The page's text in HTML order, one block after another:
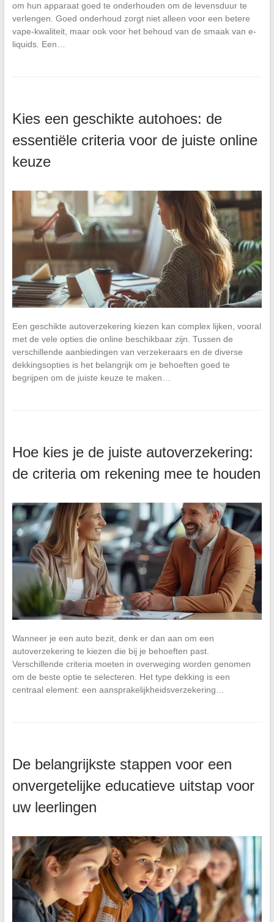
om hun apparaat goed te onderhouden om de levensduur te
verlengen. Goed onderhoud zorgt niet alleen voor een betere
vape-kwaliteit, maar ook voor het behoud van de smaak van e-
liquids. Een…
Kies een geschikte autohoes: de
essentiële criteria voor de juiste online
keuze
Een geschikte autoverzekering kiezen kan complex lijken, vooral
met de vele opties die online beschikbaar zijn. Tussen de
verschillende aanbiedingen van verzekeraars en de diverse
dekkingsopties is het belangrijk om je behoeften goed te
begrijpen om de juiste keuze te maken…
Hoe kies je de juiste autoverzekering:
de criteria om rekening mee te houden
Wanneer je een auto bezit, denk er dan aan om een
autoverzekering te kiezen die bij je behoeften past.
Verschillende criteria moeten in overweging worden genomen
om de beste optie te selecteren. Het type dekking is een
centraal element: een aansprakelijkheidsverzekering…
De belangrijkste stappen voor een
onvergetelijke educatieve uitstap voor
uw leerlingen